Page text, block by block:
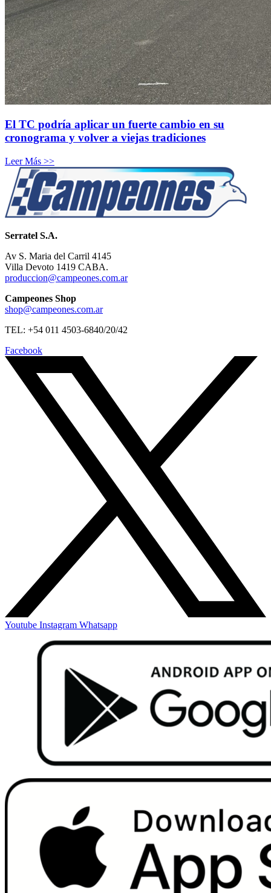
El TC podría aplicar un fuerte cambio en su
cronograma y volver a viejas tradiciones
Leer Más >>
Serratel S.A.
Av S. Maria del Carril 4145
Villa Devoto 1419 CABA.
produccion@campeones.com.ar
Campeones Shop
shop@campeones.com.ar
TEL: +54 011 4503-6840/20/42
Facebook
Youtube Instagram Whatsapp